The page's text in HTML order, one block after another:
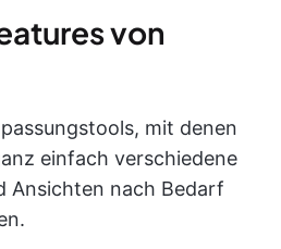
von
mit denen
einfach verschiedene
Ansichten nach Bedarf